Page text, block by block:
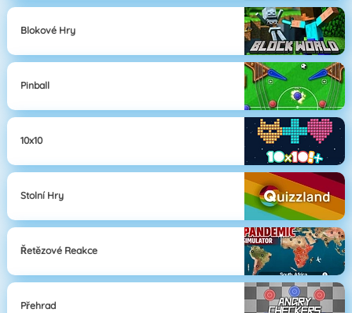
Blokové Hry
Pinball
10x10
Stolní Hry
Řetězové Reakce
Přehrad